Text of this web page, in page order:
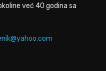
već 40 godina sa